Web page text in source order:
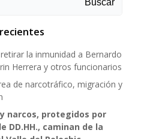
Buscar
la inmunidad a Bernardo
Herrera y otros funcionarios
de narcotráfico, migración y
narcos, protegidos por
DD.HH., caminan de la